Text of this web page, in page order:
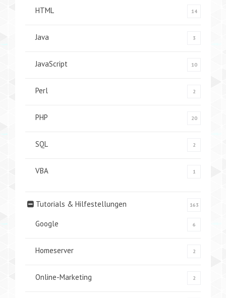
HTML 14
Java 3
JavaScript 10
Perl 2
PHP 20
SQL 2
VBA 1
Tutorials & Hilfestellungen 163
Google 6
Homeserver 2
Online-Marketing 2